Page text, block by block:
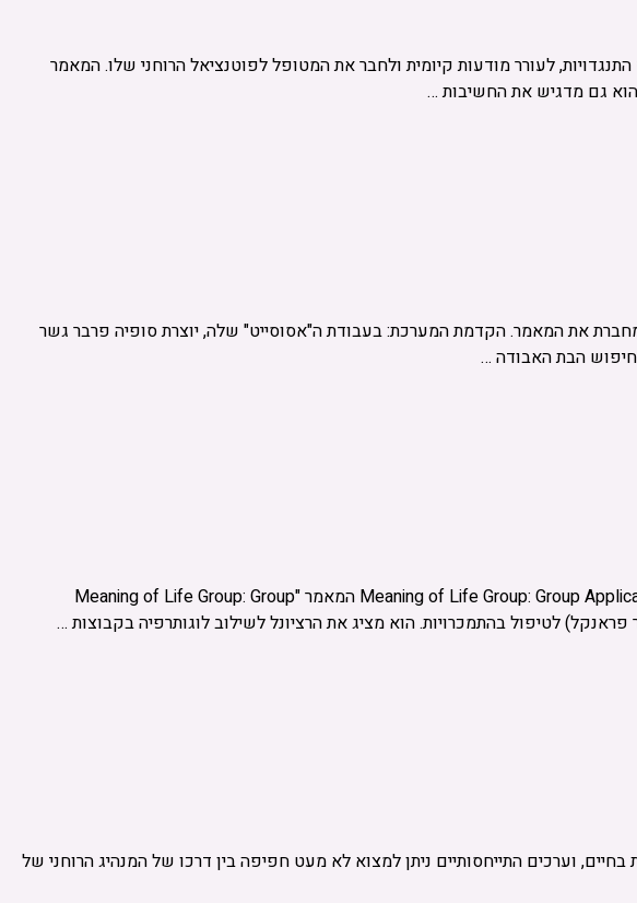
לעורר מודעות קיומית ולחבר את המטופל לפוטנציאל הרוחני שלו. המאמר
הוא גם מדגיש את החשיבות …
את המאמר. הקדמת המערכת: בעבודת ה"אסוסייט" שלה, יוצרת סופיה פרבר גשר
הבת האבודה …
Meaning of Life Group: Group Application of Logotherapy for Substance Use Treatment Pavel G. Somov Private Practice, Pittsburgh, Pennsylvania המאמר "Meaning of Life Group: Group
וערכים התייחסותיים ניתן למצוא לא מעט חפיפה בין דרכו של המנהיג הרוחני של